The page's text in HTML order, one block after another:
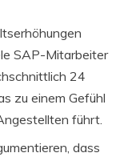
SAP-Mitarbeiter
24
zu einem Gefühl
führt.
dass